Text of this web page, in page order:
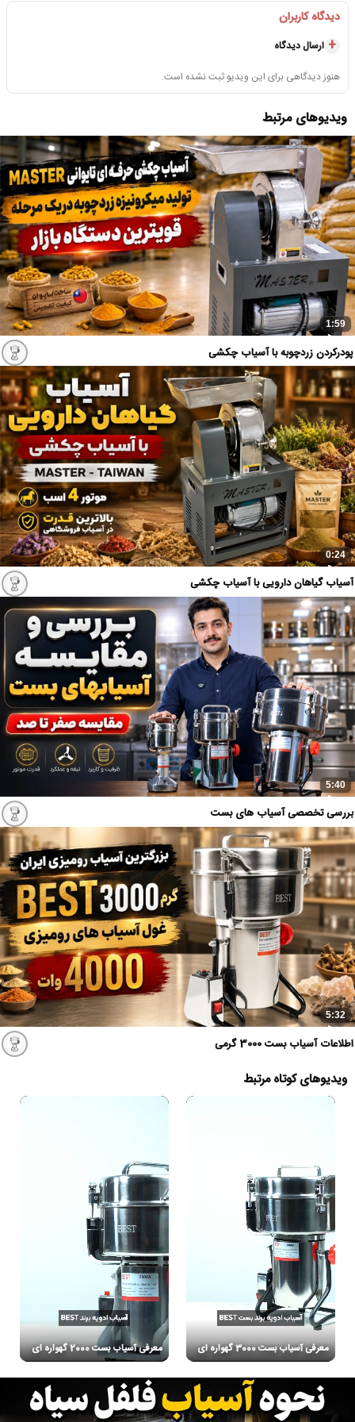
دیدگاه کاربران
ارسال دیدگاه
هنوز دیدگاهی برای این ویدیو ثبت نشده است.
ویدیوهای مرتبط
1:59
پودرکردن زردچوبه با آسیاب چکشی
0:24
آسیاب گیاهان دارویی با آسیاب چکشی
5:40
بررسی تخصصی آسیاب های بست
5:32
اطلاعات آسیاب بست 3000 گرمی
ویدیوهای کوتاه مرتبط
معرفی آسیاب بست 3000 گهواره ای معرفی آسیاب بست 2000 گهواره ای